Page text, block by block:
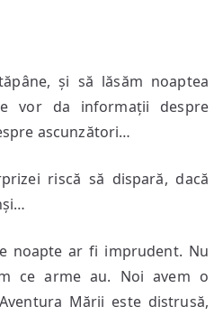
și să lăsăm noaptea
vor da informații despre
ascunzători…
riscă să dispară, dacă
noapte ar fi imprudent. Nu
ce arme au. Noi avem o
Mării este distrusă,